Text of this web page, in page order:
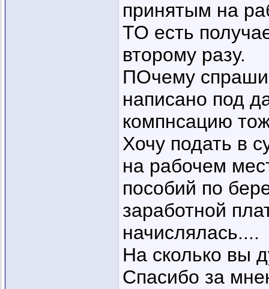
принятым на
ТО есть
второму разу.
ПОчему
написано под
компнсацию
Хочу подать в
на рабочем
пособий по
заработной
начислялась....
На сколько вы
Спасибо за